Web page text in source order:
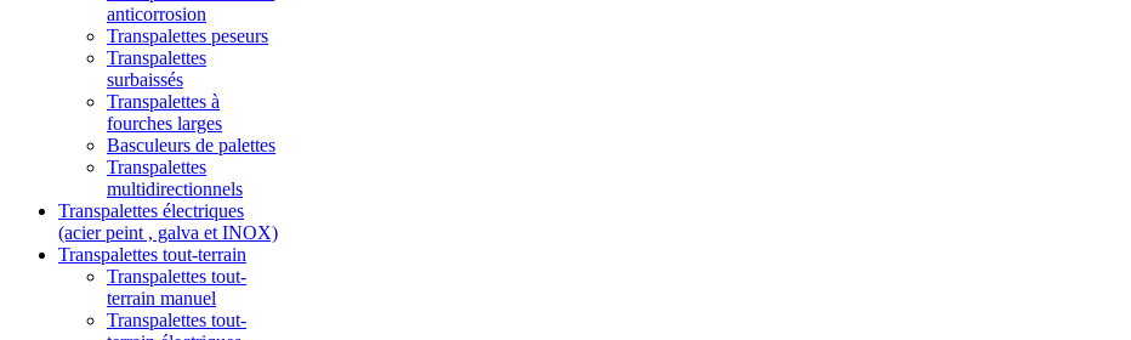
anticorrosion
Transpalettes peseurs
Transpalettes
surbaissés
Transpalettes à
fourches larges
Basculeurs de palettes
Transpalettes
multidirectionnels
Transpalettes électriques
(acier peint , galva et INOX)
Transpalettes tout-terrain
Transpalettes tout-
terrain manuel
Transpalettes tout-